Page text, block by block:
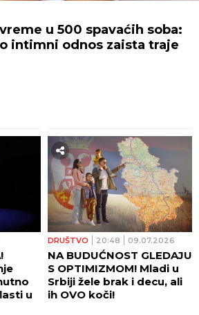
u 500 spavaćih soba:
intimni odnos zaista traje
u
DRUŠTVO 20:48 09.07.2026
NA BUDUĆNOST GLEDAJU
S OPTIMIZMOM! Mladi u
Srbiji žele brak i decu, ali
ih OVO koči!